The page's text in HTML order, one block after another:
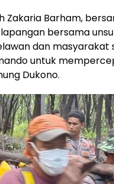
Zakaria Barham,
bersama
dan
untuk
Dukono.